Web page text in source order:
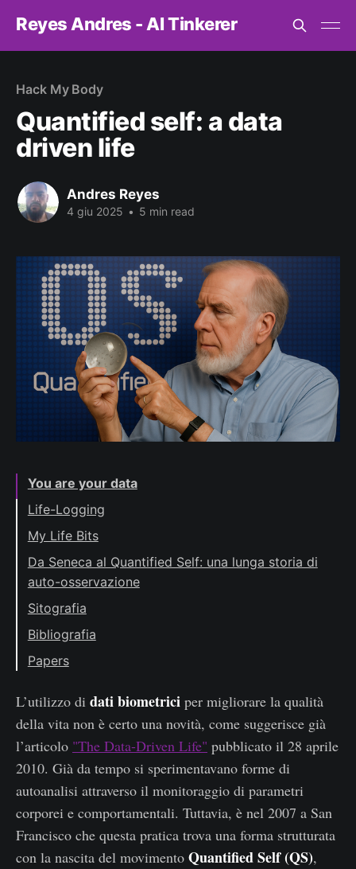
Reyes Andres - AI Tinkerer
Hack My Body
Quantified self: a data
driven life
Andres Reyes
4 giu 2025 • 5 min read
You are your data
Life-Logging
My Life Bits
Da Seneca al Quantified Self: una lunga storia di
auto-osservazione
Sitografia
Bibliografia
Papers
L’utilizzo di dati biometrici per migliorare la qualità
della vita non è certo una novità, come suggerisce già
l’articolo "The Data-Driven Life" pubblicato il 28 aprile
2010. Già da tempo si sperimentavano forme di
autoanalisi attraverso il monitoraggio di parametri
corporei e comportamentali. Tuttavia, è nel 2007 a San
Francisco che questa pratica trova una forma strutturata
con la nascita del movimento Quantified Self (QS),